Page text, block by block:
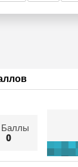
Баллы
0